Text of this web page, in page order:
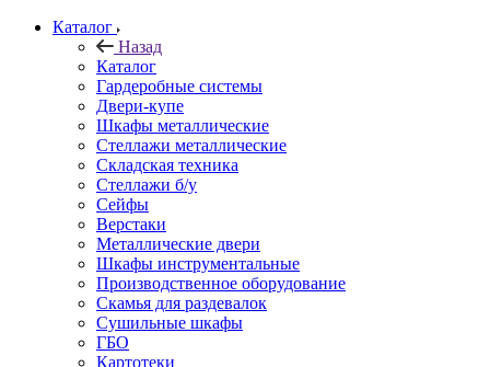
Каталог
Назад
Каталог
Гардеробные системы
Двери-купе
Шкафы металлические
Стеллажи металлические
Складская техника
Стеллажи б/у
Сейфы
Верстаки
Металлические двери
Шкафы инструментальные
Производственное оборудование
Скамья для раздевалок
Сушильные шкафы
ГБО
Картотеки